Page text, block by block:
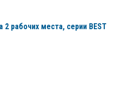
2 рабочих места, серии BEST